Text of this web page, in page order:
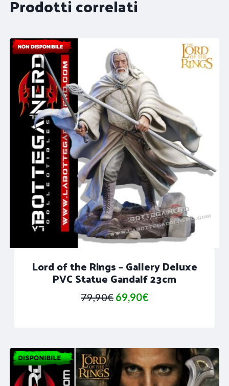
Prodotti correlati
Lord of the Rings – Gallery Deluxe
PVC Statue Gandalf 23cm
79,90€ Il
era:
79,90€.
69,90€Il
è:
69,90€.